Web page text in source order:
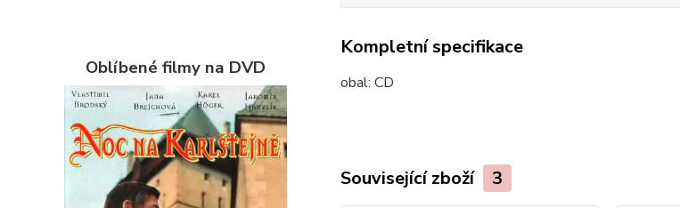
Oblíbené filmy na DVD
Kompletní specifikace
obal: CD
Související zboží 3